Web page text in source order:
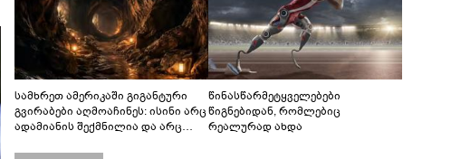
სამხრეთ ამერიკაში გიგანტური
გვირაბები აღმოაჩინეს: ისინი არც
ადამიანის შექმნილია და არც
წინასწარმეტყველებები
წიგნებიდან, რომლებიც
რეალურად ახდა